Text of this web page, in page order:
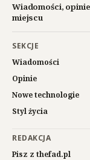
Wiadomości,
miejscu
SEKCJE
Wiadomości
Opinie
Nowe technologie
Styl życia
REDAKCJA
Pisz z thefad.pl